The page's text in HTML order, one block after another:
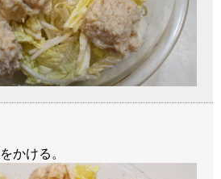
かける。